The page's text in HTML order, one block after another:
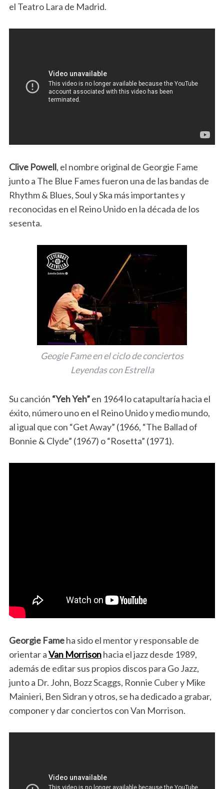
el Teatro Lara de Madrid.
Clive Powell, el nombre original de Georgie Fame
junto a The Blue Fames fueron una de las bandas de
Rhythm & Blues, Soul y Ska más importantes y
reconocidas en el Reino Unido en la década de los
sesenta.
Geogie Fame en el ciclo de conciertos
Leyendas con Estrella
Su canción “Yeh Yeh”en 1964 lo catapultaría hacia el
éxito, número uno en el Reino Unido y medio mundo,
al igual que con “Get Away” (1966, “The Ballad of
Bonnie & Clyde” (1967) o “Rosetta” (1971).
Georgie Fameha sido el mentor y responsable de
orientar aVan Morrisonhacia el jazz desde 1989,
además de editar sus propios discos para Go Jazz,
junto a Dr. John, Bozz Scaggs, Ronnie Cuber y Mike
Mainieri, Ben Sidran y otros, se ha dedicado a grabar,
componer y dar conciertos con Van Morrison.